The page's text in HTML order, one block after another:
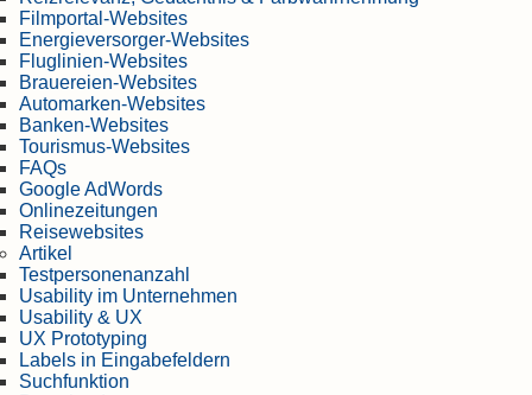
Filmportal-Websites
Energieversorger-Websites
Fluglinien-Websites
Brauereien-Websites
Automarken-Websites
Banken-Websites
Tourismus-Websites
FAQs
Google AdWords
Onlinezeitungen
Reisewebsites
Artikel
Testpersonenanzahl
Usability im Unternehmen
Usability & UX
UX Prototyping
Labels in Eingabefeldern
Suchfunktion